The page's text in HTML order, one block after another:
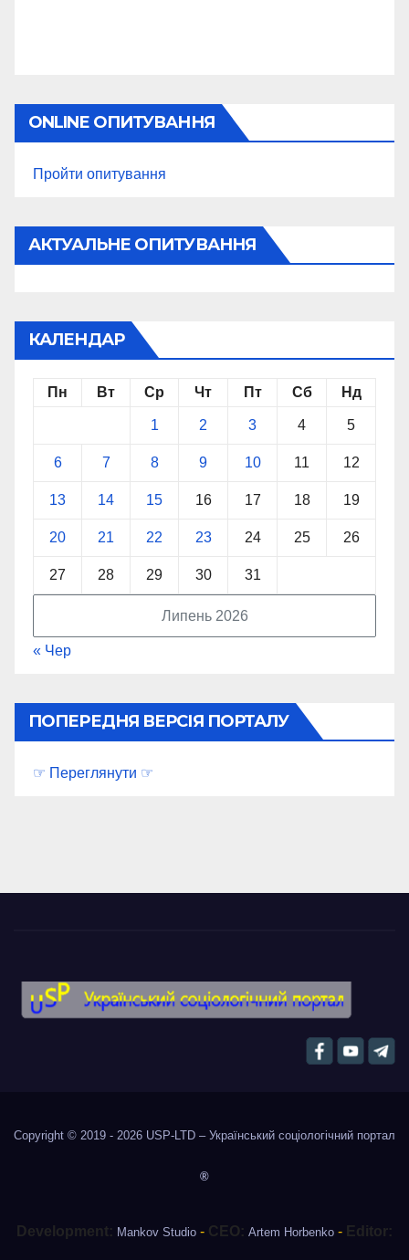
ONLINE ОПИТУВАННЯ
Пройти опитування
АКТУАЛЬНЕ ОПИТУВАННЯ
КАЛЕНДАР
Липень 2026
Пн Вт Ср Чт Пт Сб Нд
1 2 3 4 5
6 7 8 9 10 11 12
13 14 15 16 17 18 19
20 21 22 23 24 25 26
27 28 29 30 31
« Чер
ПОПЕРЕДНЯ ВЕРСІЯ ПОРТАЛУ
☞ Переглянути ☞
Copyright © 2019 - 2026 USP-LTD – Український соціологічний портал
®
Development: Mankov Studio - CEO: Artem Horbenko - Editor: